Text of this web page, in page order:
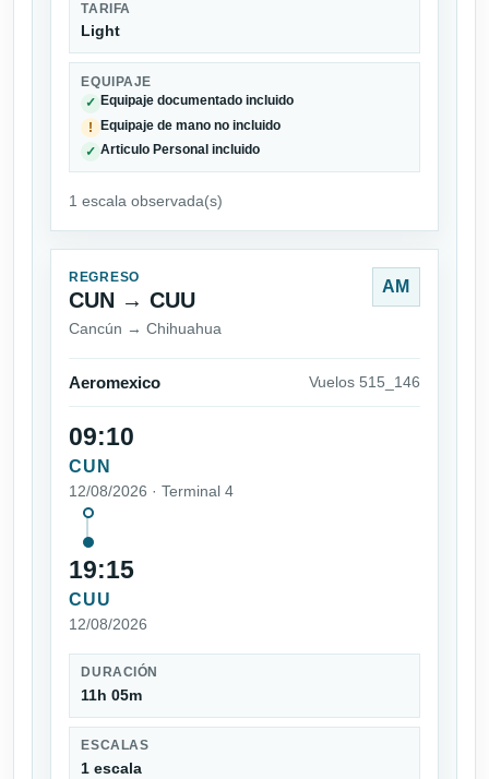
TARIFA
Light
EQUIPAJE
✓ Equipaje documentado incluido
! Equipaje de mano no incluido
✓ Articulo Personal incluido
1 escala observada(s)
REGRESO
CUN → CUU
Cancún → Chihuahua
AM
Aeromexico Vuelos 515_146
09:10
CUN
12/08/2026 · Terminal 4
19:15
CUU
12/08/2026
DURACIÓN
11h 05m
ESCALAS
1 escala